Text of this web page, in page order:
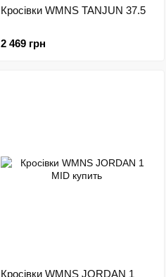
Кросівки WMNS TANJUN 37.5
2 469 грн
Кросівки WMNS JORDAN 1